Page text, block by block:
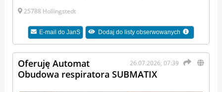
25788 Hollingstedt
E-mail doJanS Dodaj do listy obserwowanych
26.07.2026, 07:39
Oferuję Automat
Obudowa respiratora SUBMATIX